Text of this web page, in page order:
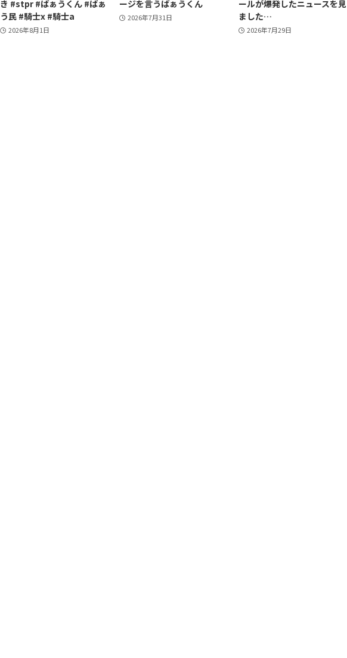
き #stpr #ばぁうくん #ばぁ
う民 #騎士x #騎士a
2026年8月1日
ージを言うばぁうくん
2026年7月31日
ールが爆発したニュースを見
ました…
2026年7月29日